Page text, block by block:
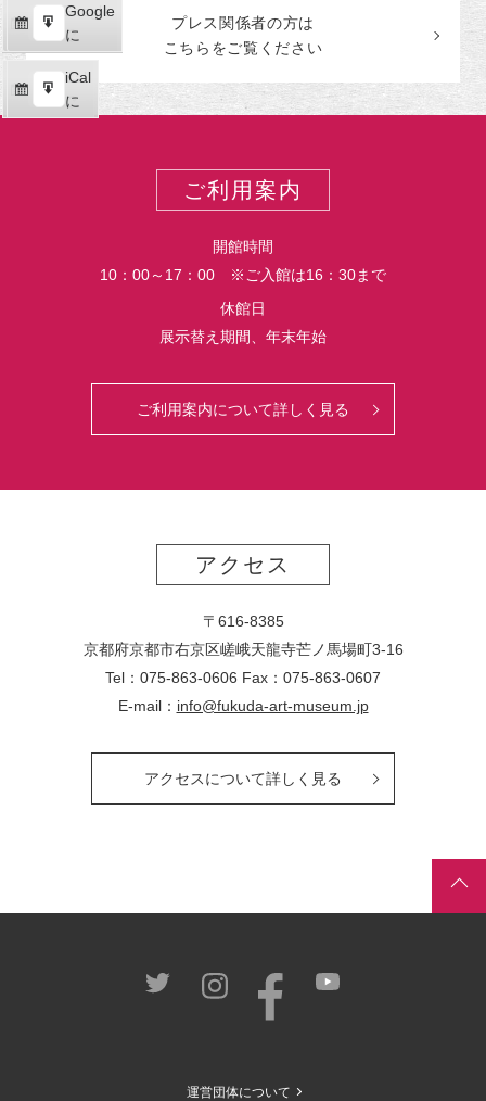
Google
で
購
読
iCal
で
購
Google
に
エ
ク
ス
ポ
iCal
に
エ
プレス関係者の方は
こちらをご覧ください
ご利用案内
開館時間
10：00～17：00 ※ご入館は16：30まで
休館日
展示替え期間、年末年始
ご利用案内について詳しく見る
アクセス
〒616-8385
京都府京都市右京区嵯峨天龍寺芒ノ馬場町3-16
Tel：075-863-0606 Fax：075-863-0607
E-mail： info@fukuda-art-museum.jp
アクセスについて詳しく見る
運営団体について